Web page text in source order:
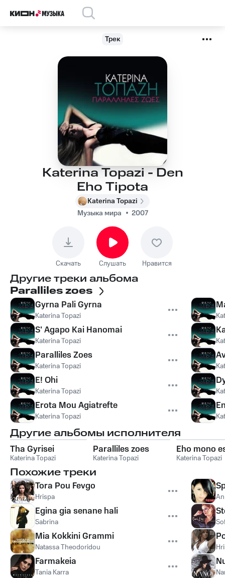
Трек
Katerina Topazi - Den
Eho Tipota
Katerina Topazi
Музыка мира
2007
Скачать Слушать Нравится
Другие треки альбома
Paralliles zoes
Gyrna Pali Gyrna
Katerina Topazi
S' Agapo Kai Hanomai
Katerina Topazi
Paralliles Zoes
Katerina Topazi
E! Ohi
Katerina Topazi
Erota Mou Agiatrefte
Katerina Topazi
Другие альбомы исполнителя
Tha Gyrisei
Katerina Topazi
Paralliles zoes
Katerina Topazi
Eho mono
Katerina Topazi
Похожие треки
Tora Pou Fevgo
Hrispa
Egina gia senane hali
Sabrina
Mia Kokkini Grammi
Natassa Theodoridou
Farmakeia
Tania Karra